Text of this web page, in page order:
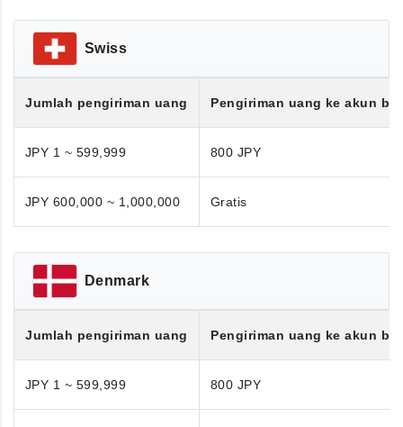
Swiss
Jumlah pengiriman uang Pengiriman uang ke akun
JPY 1 ~ 599,999 800 JPY
JPY 600,000 ~ 1,000,000 Gratis
Denmark
Jumlah pengiriman uang Pengiriman uang ke akun
JPY 1 ~ 599,999 800 JPY